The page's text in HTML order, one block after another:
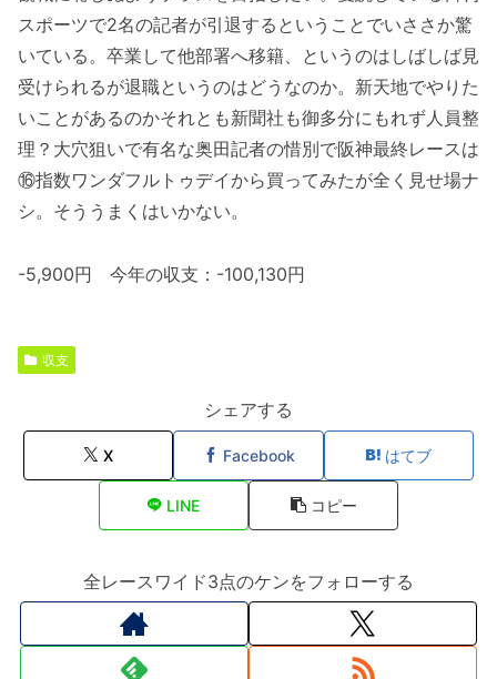
スポーツで2名の記者が引退するということでいささか驚
いている。卒業して他部署へ移籍、というのはしばしば見
受けられるが退職というのはどうなのか。新天地でやりた
いことがあるのかそれとも新聞社も御多分にもれず人員整
理？大穴狙いで有名な奥田記者の惜別で阪神最終レースは
⑯指数ワンダフルトゥデイから買ってみたが全く見せ場ナ
シ。そううまくはいかない。
-5,900円 今年の収支：-100,130円
収支
シェアする
X Facebook はてブ
LINE コピー
全レースワイド3点のケンをフォローする